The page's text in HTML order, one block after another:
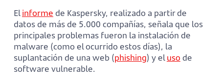
Elinforme de Kaspersky, realizado a partir de
datos de más de 5.000 compañías, señala que los
principales problemas fueron la instalación de
malware (como el ocurrido estos días), la
suplantación de una web (phishing) y eluso de
software vulnerable.